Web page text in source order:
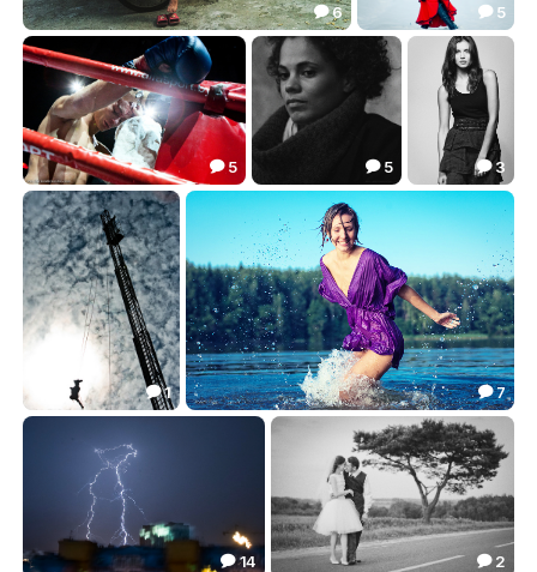
Маленький китай
10.73
 6
Аня
20.85
 5
Поражение...
8.13
 5
Солистка группы Parov Stelar
 17.54
 5
студийка.
11.81
 3
Спасатели наших жизней. МЧС.
 1
***
 7
 14
 2